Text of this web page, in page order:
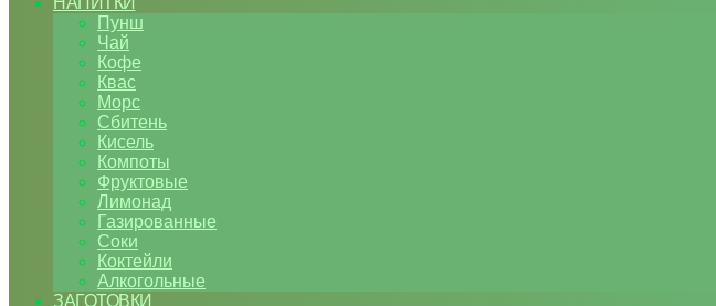
Пунш
Чай
Кофе
Квас
Морс
Сбитень
Кисель
Компоты
Фруктовые
Лимонад
Газированные
Соки
Коктейли
Алкогольные
ЗАГОТОВКИ